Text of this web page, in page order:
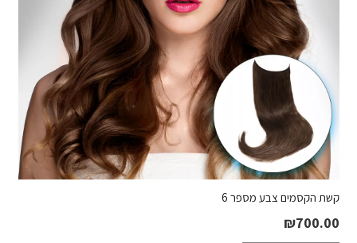
קשת הקסמים צבע מספר 6
₪700.00